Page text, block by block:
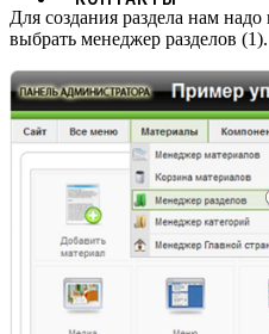
Для создания раздела нам
выбрать менеджер разделов (1).